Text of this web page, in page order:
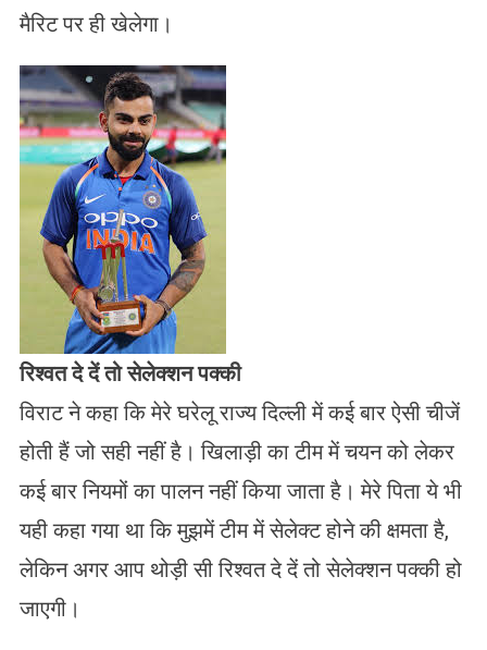
मैरिट पर ही खेलेगा।
रिश्वत दे दें तो सेलेक्शन पक्की
विराट ने कहा कि मेरे घरेलू राज्य दिल्ली में कई बार ऐसी चीजें
होती हैं जो सही नहीं है। खिलाड़ी का टीम में चयन को लेकर
कई बार नियमों का पालन नहीं किया जाता है। मेरे पिता ये भी
यही कहा गया था कि मुझमें टीम में सेलेक्ट होने की क्षमता है,
लेकिन अगर आप थोड़ी सी रिश्वत दे दें तो सेलेक्शन पक्की हो
जाएगी।